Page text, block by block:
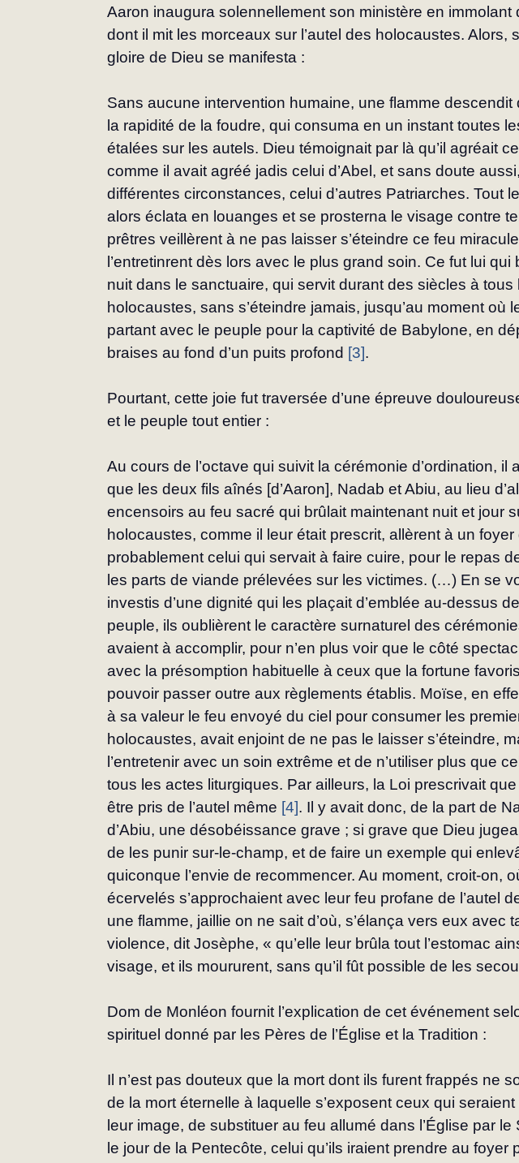
Aaron inaugura solennellement son ministère en immolant
dont il mit les morceaux sur l’autel des holocaustes. Alors,
gloire de Dieu se manifesta :
Sans aucune intervention humaine, une flamme descendit
la rapidité de la foudre, qui consuma en un instant toutes
étalées sur les autels. Dieu témoignait par là qu’il agréait
comme il avait agréé jadis celui d’Abel, et sans doute
différentes circonstances, celui d’autres Patriarches. Tout
alors éclata en louanges et se prosterna le visage contre
prêtres veillèrent à ne pas laisser s’éteindre ce feu
l’entretinrent dès lors avec le plus grand soin. Ce fut lui qui
nuit dans le sanctuaire, qui servit durant des siècles à tous
holocaustes, sans s’éteindre jamais, jusqu’au moment où
partant avec le peuple pour la captivité de Babylone, en
braises au fond d’un puits profond [3].
Pourtant, cette joie fut traversée d’une épreuve
et le peuple tout entier :
Au cours de l’octave qui suivit la cérémonie d’ordination, il
que les deux fils aînés [d’Aaron], Nadab et Abiu, au lieu
encensoirs au feu sacré qui brûlait maintenant nuit et jour
holocaustes, comme il leur était prescrit, allèrent à un
probablement celui qui servait à faire cuire, pour le repas
les parts de viande prélevées sur les victimes. (…) En se
investis d’une dignité qui les plaçait d’emblée au-dessus
peuple, ils oublièrent le caractère surnaturel des
avaient à accomplir, pour n’en plus voir que le côté
avec la présomption habituelle à ceux que la fortune
pouvoir passer outre aux règlements établis. Moïse, en
à sa valeur le feu envoyé du ciel pour consumer les
holocaustes, avait enjoint de ne pas le laisser s’éteindre,
l’entretenir avec un soin extrême et de n’utiliser plus que
tous les actes liturgiques. Par ailleurs, la Loi prescrivait
être pris de l’autel même [4]. Il y avait donc, de la part de
d’Abiu, une désobéissance grave ; si grave que Dieu
de les punir sur-le-champ, et de faire un exemple qui
quiconque l’envie de recommencer. Au moment, croit-on,
écervelés s’approchaient avec leur feu profane de l’autel
une flamme, jaillie on ne sait d’où, s’élança vers eux avec
violence, dit Josèphe, « qu’elle leur brûla tout l’estomac
visage, et ils moururent, sans qu’il fût possible de les
Dom de Monléon fournit l’explication de cet événement
spirituel donné par les Pères de l’Église et la Tradition :
Il n’est pas douteux que la mort dont ils furent frappés ne
de la mort éternelle à laquelle s’exposent ceux qui seraient
leur image, de substituer au feu allumé dans l’Église par le
le jour de la Pentecôte, celui qu’ils iraient prendre au foyer